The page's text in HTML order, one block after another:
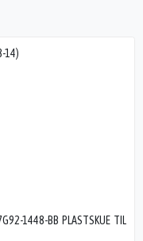
14)
1448-BB PLASTSKUE TIL